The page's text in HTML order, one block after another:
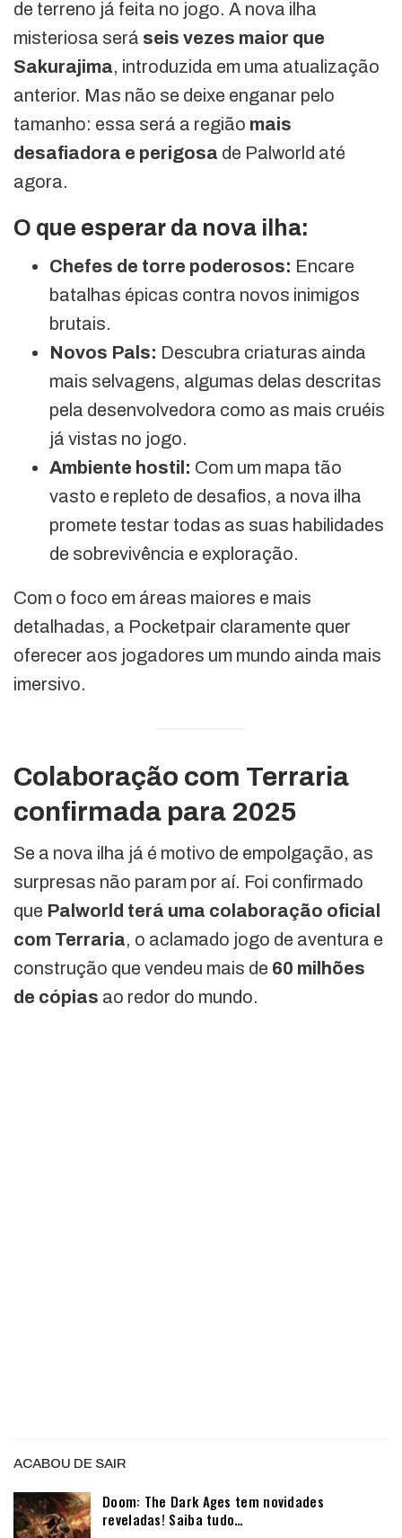
de terreno já feita no jogo. A nova ilha
misteriosa será seis vezes maior que
Sakurajima, introduzida em uma atualização
anterior. Mas não se deixe enganar pelo
tamanho: essa será a região mais
desafiadora e perigosa de Palworld até
agora.
O que esperar da nova ilha:
Chefes de torre poderosos: Encare
batalhas épicas contra novos inimigos
brutais.
Novos Pals: Descubra criaturas ainda
mais selvagens, algumas delas descritas
pela desenvolvedora como as mais cruéis
já vistas no jogo.
Ambiente hostil: Com um mapa tão
vasto e repleto de desafios, a nova ilha
promete testar todas as suas habilidades
de sobrevivência e exploração.
Com o foco em áreas maiores e mais
detalhadas, a Pocketpair claramente quer
oferecer aos jogadores um mundo ainda mais
imersivo.
Colaboração com Terraria
confirmada para 2025
Se a nova ilha já é motivo de empolgação, as
surpresas não param por aí. Foi confirmado
que Palworld terá uma colaboração oficial
com Terraria, o aclamado jogo de aventura e
construção que vendeu mais de 60 milhões
de cópias ao redor do mundo.
ACABOU DE SAIR
Doom: The Dark Ages tem novidades
reveladas! Saiba tudo…